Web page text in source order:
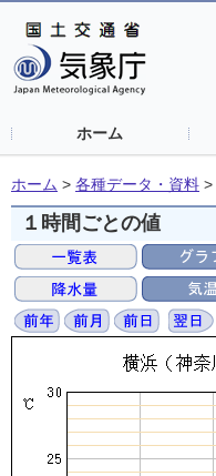
ホーム
ホーム > 各種データ・資料 >
１時間ごとの値